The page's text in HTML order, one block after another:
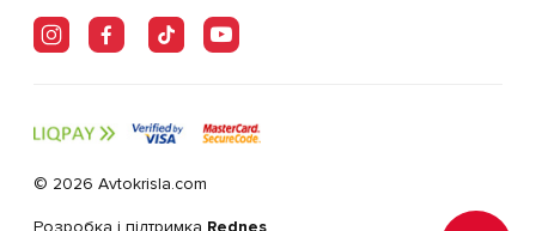
© 2026 Avtokrisla.com